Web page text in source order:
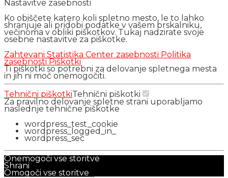
Nastavitve zasebnosti
Ko obiščete katero koli spletno mesto, le to lahko
shranjuje ali pridobi podatke v vašem brskalniku,
večinoma v obliki piškotkov. Tukaj nadzirate svoje
osebne nastavitve za piškotke.
Zahtevani Statistika Center zasebnosti Politika
zasebnostiPiškotki
Ti piškotki so potrebni za delovanje spletnega mesta
in jih ni moč onemogočiti.
Tehnični piškotkiTehnični piškotki
Za pravilno delovanje spletne strani uporabljamo
naslednje tehnične piškotke
wordpress_test_cookie
wordpress_logged_in_
wordpress_sec
Onemogoči vse storitve
Shrani
Omogoči vse storitve